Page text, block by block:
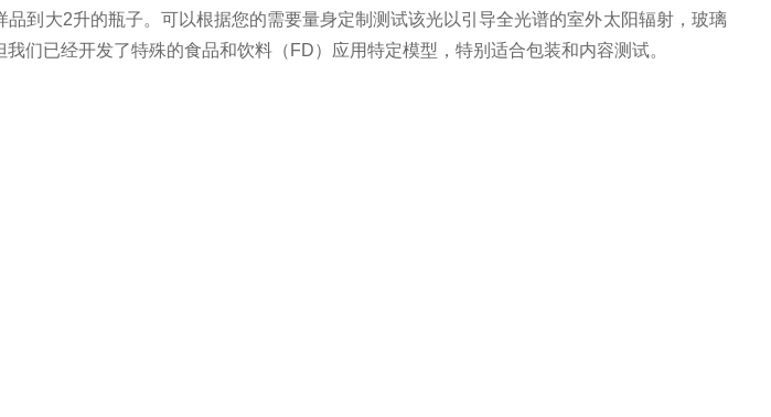
品到大2升的瓶子。 可以根据您的需要量身定制测试该光以引导全光谱的室外太阳辐射，玻璃
我们已经开发了特殊的食品和饮料（ FD）应用特定模型，特别适合包装和内容测试。